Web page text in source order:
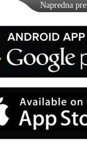
Napredna